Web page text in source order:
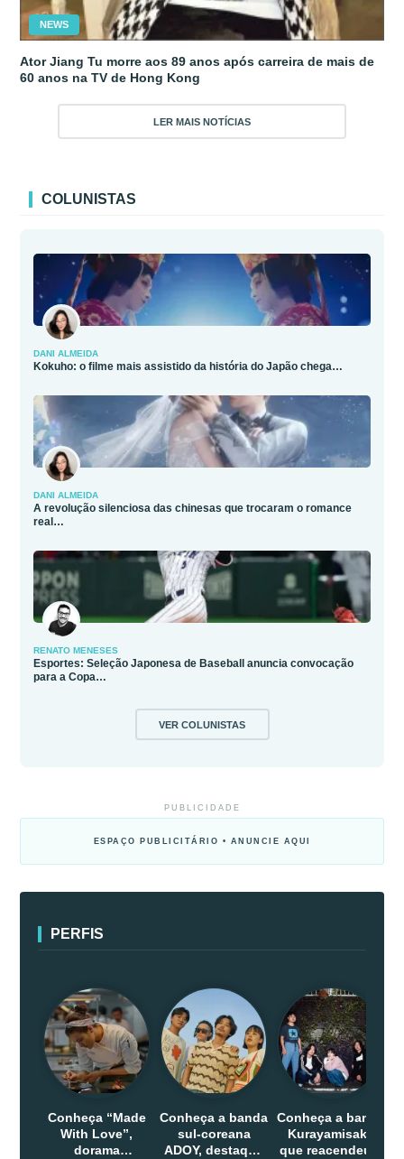
NEWS
Ator Jiang Tu morre aos 89 anos após carreira de mais de
60 anos na TV de Hong Kong
LER MAIS NOTÍCIAS
COLUNISTAS
DANI ALMEIDA
Kokuho: o filme mais assistido da história do Japão chega…
DANI ALMEIDA
A revolução silenciosa das chinesas que trocaram o romance
real…
RENATO MENESES
Esportes: Seleção Japonesa de Baseball anuncia convocação
para a Copa…
VER COLUNISTAS
PUBLICIDADE
ESPAÇO PUBLICITÁRIO • ANUNCIE AQUI
PERFIS
Conheça “Made
With Love”,
dorama
Conheça a banda
sul-coreana
ADOY, destaque
Conheça a banda
Kurayamisaka
que reacendeu o